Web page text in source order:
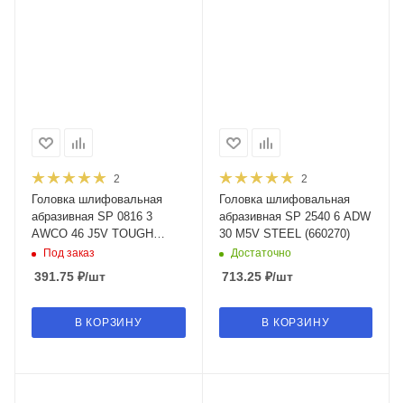
2
Головка шлифовальная
абразивная SP 0816 3
AWCO 46 J5V TOUGH
(898796)
Под заказ
391.75 ₽/шт
В КОРЗИНУ
2
Головка шлифовальная
абразивная SP 2540 6 ADW
30 M5V STEEL (660270)
Достаточно
713.25₽/шт
В КОРЗИНУ